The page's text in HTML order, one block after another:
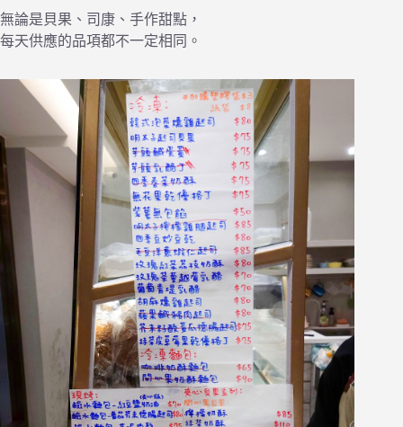
無論是貝果、司康、手作甜點，
每天供應的品項都不一定相同。